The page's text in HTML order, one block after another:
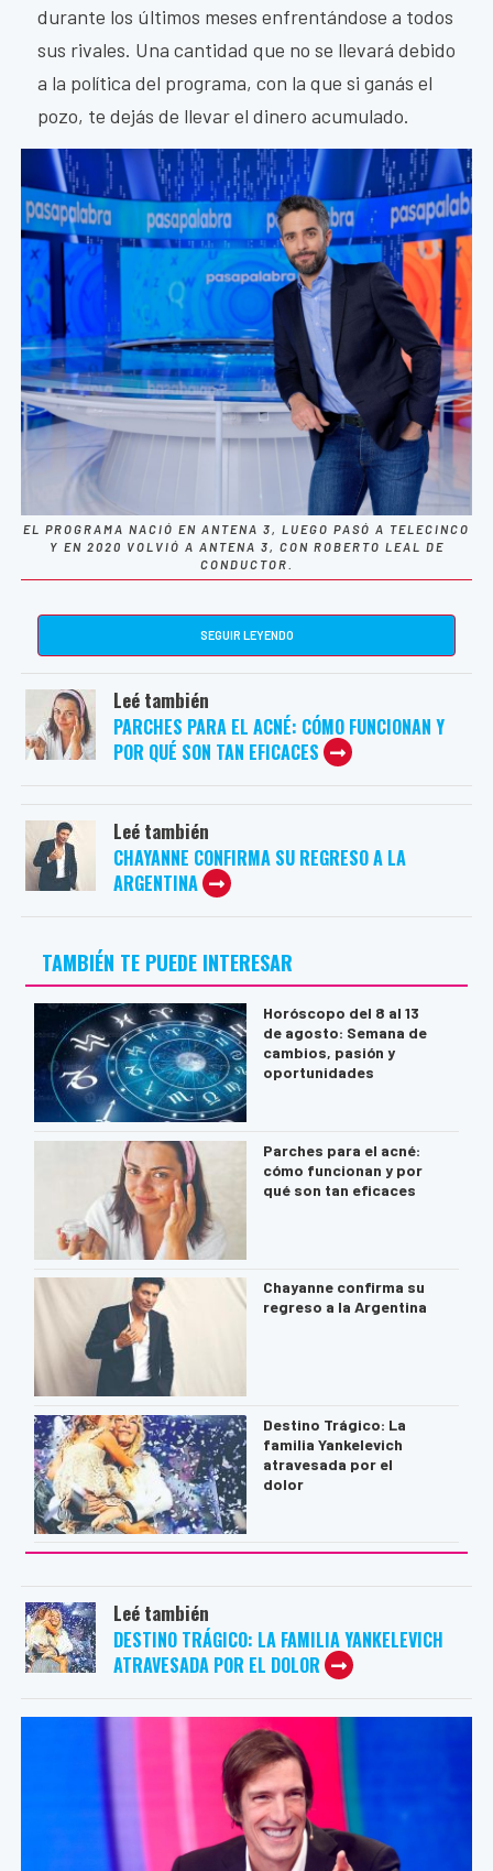
durante los últimos meses enfrentándose a todos
sus rivales. Una cantidad que no se llevará debido
a la política del programa, con la que si ganás el
pozo, te dejás de llevar el dinero acumulado.
EL PROGRAMA NACIÓ EN ANTENA 3, LUEGO PASÓ A TELECINCO
Y EN 2020 VOLVIÓ A ANTENA 3, CON ROBERTO LEAL DE
CONDUCTOR.
SEGUIR LEYENDO
Leé también
PARCHES PARA EL ACNÉ: CÓMO FUNCIONAN Y
POR QUÉ SON TAN EFICACES
Leé también
CHAYANNE CONFIRMA SU REGRESO A LA
ARGENTINA
TAMBIÉN TE PUEDE INTERESAR
Horóscopo del 8 al 13
de agosto: Semana de
cambios, pasión y
oportunidades
Parches para el acné:
cómo funcionan y por
qué son tan eficaces
Chayanne confirma su
regreso a la Argentina
Destino Trágico: La
familia Yankelevich
atravesada por el
dolor
Leé también
DESTINO TRÁGICO: LA FAMILIA YANKELEVICH
ATRAVESADA POR EL DOLOR